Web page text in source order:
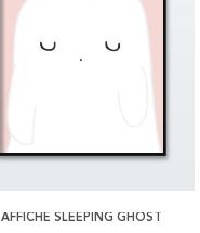
AFFICHE SLEEPING GHOST